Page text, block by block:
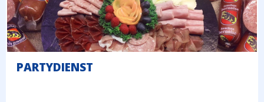
PARTYDIENST